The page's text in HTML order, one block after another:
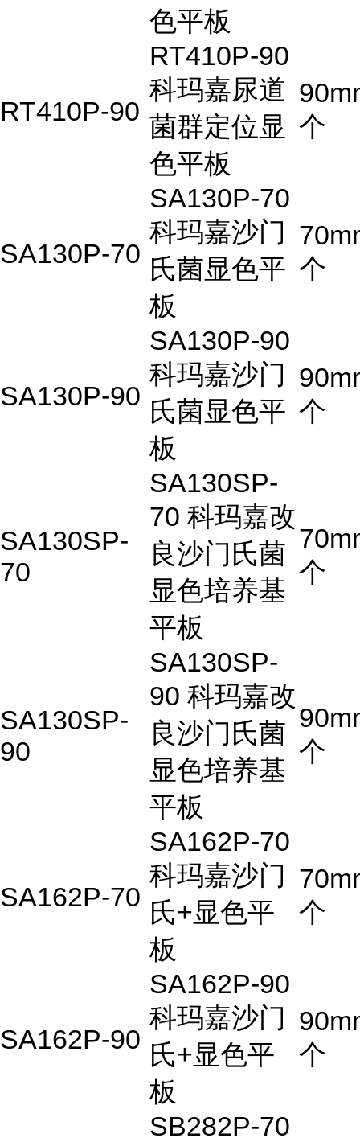
色平板
RT410P-90
RT410P-90
科玛嘉尿道
菌群定位显
色平板
个
SA130P-70
SA130P-70
科玛嘉沙门
氏菌显色平
板
个
SA130P-90
SA130P-90
科玛嘉沙门
氏菌显色平
板
个
SA130SP-
70
SA130SP-
70 科玛嘉改
良沙门氏菌
显色培养基
平板
个
SA130SP-
90
SA130SP-
90 科玛嘉改
良沙门氏菌
显色培养基
平板
个
SA162P-70
SA162P-70
科玛嘉沙门
氏+显色平
板
个
SA162P-90
SA162P-90
科玛嘉沙门
氏+显色平
板
个
SB282P-70